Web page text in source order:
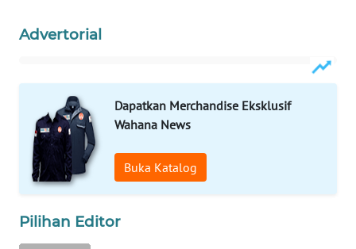
Advertorial
Dapatkan Merchandise Eksklusif
Wahana News
Buka Katalog
Pilihan Editor
OTOMOTIF
WAHANA
DESA
WISATA
WAHANA